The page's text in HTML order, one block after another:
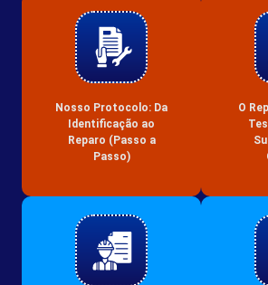
Nosso Protocolo: Da
Identificação ao
Reparo (Passo a
Passo)
O